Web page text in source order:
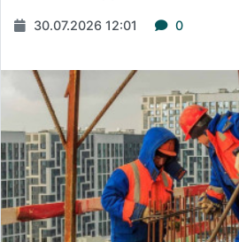
30.07.2026 12:01 0